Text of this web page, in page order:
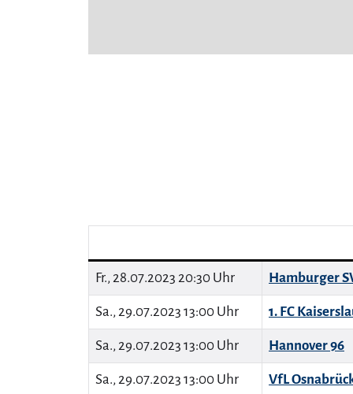
Fr., 28.07.2023 20:30 Uhr Hamburger
Sa., 29.07.2023 13:00 Uhr 1. FC
Sa., 29.07.2023 13:00 Uhr Hannover 96
Sa., 29.07.2023 13:00 Uhr VfL